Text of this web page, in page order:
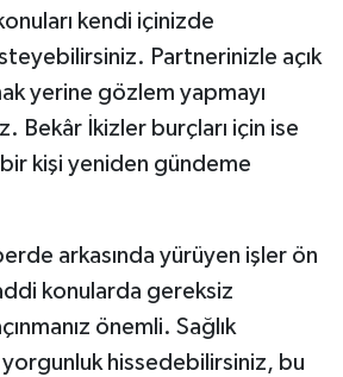
kendi içinizde
Partnerinizle açık
yerine gözlem yapmayı
Bekâr İkizler burçları için ise
kişi yeniden gündeme
arkasında yürüyen işler ön
konularda gereksiz
önemli. Sağlık
yorgunluk hissedebilirsiniz, bu